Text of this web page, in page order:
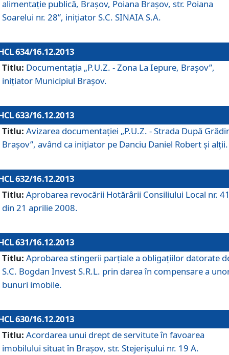
alimentaţie publică, Braşov, Poiana Braşov, str. Poiana
Soarelui nr. 28”, iniţiator S.C. SINAIA S.A.
634/16.12.2013
Titlu: Documentaţia „P.U.Z. - Zona La Iepure, Braşov”,
iniţiator Municipiul Braşov.
633/16.12.2013
Titlu: Avizarea documentaţiei „P.U.Z. - Strada După
Braşov”, având ca iniţiator pe Danciu Daniel Robert şi alţii.
632/16.12.2013
Titlu: Aprobarea revocării Hotărârii Consiliului Local nr.
din 21 aprilie 2008.
631/16.12.2013
Titlu: Aprobarea stingerii parţiale a obligaţiilor datorate
S.C. Bogdan Invest S.R.L. prin darea în compensare a
bunuri imobile.
630/16.12.2013
Titlu: Acordarea unui drept de servitute în favoarea
imobilului situat în Braşov, str. Stejerişului nr. 19 A.